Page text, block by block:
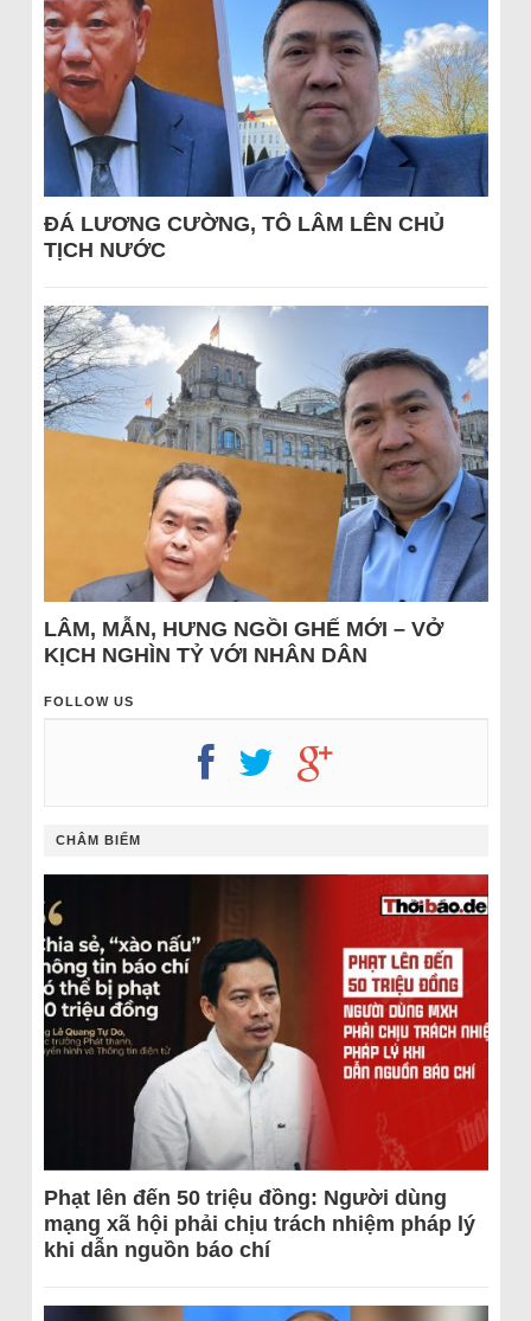
ĐÁ LƯƠNG CƯỜNG, TÔ LÂM LÊN CHỦ
TỊCH NƯỚC
LÂM, MẪN, HƯNG NGỒI GHẾ MỚI – VỞ
KỊCH NGHÌN TỶ VỚI NHÂN DÂN
FOLLOW US
CHÂM BIẾM
Phạt lên đến 50 triệu đồng: Người dùng
mạng xã hội phải chịu trách nhiệm pháp lý
khi dẫn nguồn báo chí